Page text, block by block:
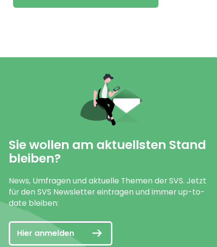
Sie wollen am aktuellsten Stand
bleiben?
News, Umfragen und aktuelle Themen der SVS. Jetzt
für den SVS Newsletter eintragen und immer up-to-
date bleiben:
Hier anmelden